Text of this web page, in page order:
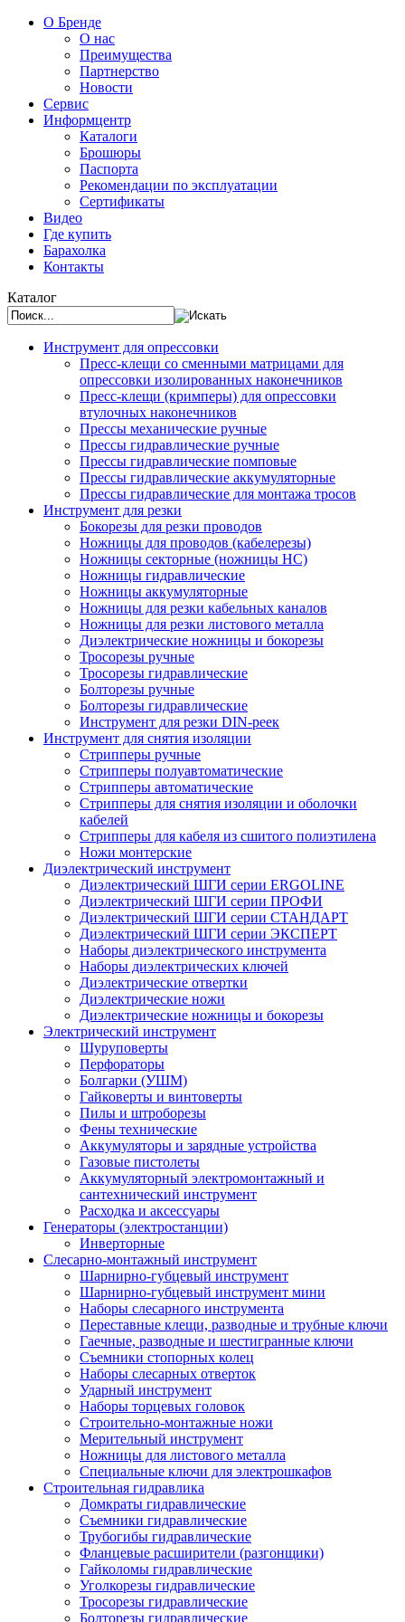
О Бренде
О нас
Преимущества
Партнерство
Новости
Сервис
Информцентр
Каталоги
Брошюры
Паспорта
Рекомендации по эксплуатации
Сертификаты
Видео
Где купить
Барахолка
Контакты
Каталог
Инструмент для опрессовки
Пресс-клещи со сменными матрицами для
опрессовки изолированных наконечников
Пресс-клещи (кримперы) для опрессовки
втулочных наконечников
Прессы механические ручные
Прессы гидравлические ручные
Прессы гидравлические помповые
Прессы гидравлические аккумуляторные
Прессы гидравлические для монтажа тросов
Инструмент для резки
Бокорезы для резки проводов
Ножницы для проводов (кабелерезы)
Ножницы секторные (ножницы НС)
Ножницы гидравлические
Ножницы аккумуляторные
Ножницы для резки кабельных каналов
Ножницы для резки листового металла
Диэлектрические ножницы и бокорезы
Тросорезы ручные
Тросорезы гидравлические
Болторезы ручные
Болторезы гидравлические
Инструмент для резки DIN-реек
Инструмент для снятия изоляции
Cтрипперы ручные
Cтрипперы полуавтоматические
Cтрипперы автоматические
Стрипперы для снятия изоляции и оболочки
кабелей
Стрипперы для кабеля из сшитого полиэтилена
Ножи монтерские
Диэлектрический инструмент
Диэлектрический ШГИ серии ERGOLINE
Диэлектрический ШГИ серии ПРОФИ
Диэлектрический ШГИ серии СТАНДАРТ
Диэлектрический ШГИ серии ЭКСПЕРТ
Наборы диэлектрического инструмента
Наборы диэлектрических ключей
Диэлектрические отвертки
Диэлектрические ножи
Диэлектрические ножницы и бокорезы
Электрический инструмент
Шуруповерты
Перфораторы
Болгарки (УШМ)
Гайковерты и винтоверты
Пилы и штроборезы
Фены технические
Аккумуляторы и зарядные устройства
Газовые пистолеты
Аккумуляторный электромонтажный и
сантехнический инструмент
Расходка и аксессуары
Генераторы (электростанции)
Инверторные
Слесарно-монтажный инструмент
Шарнирно-губцевый инструмент
Шарнирно-губцевый инструмент мини
Наборы слесарного инструмента
Переставные клещи, разводные и трубные ключи
Гаечные, разводные и шестигранные ключи
Съемники стопорных колец
Наборы слесарных отверток
Ударный инструмент
Наборы торцевых головок
Строительно-монтажные ножи
Мерительный инструмент
Ножницы для листового металла
Специальные ключи для электрошкафов
Строительная гидравлика
Домкраты гидравлические
Съемники гидравлические
Трубогибы гидравлические
Фланцевые расширители (разгонщики)
Гайколомы гидравлические
Уголкорезы гидравлические
Тросорезы гидравлические
Болторезы гидравлические